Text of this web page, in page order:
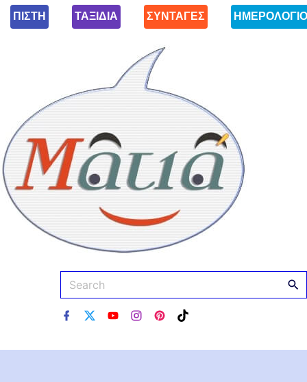
ΠΙΣΤΗ ΤΑΞΙΔΙΑ ΣΥΝΤΑΓΕΣ ΗΜΕΡΟΛΟΓΙΟ